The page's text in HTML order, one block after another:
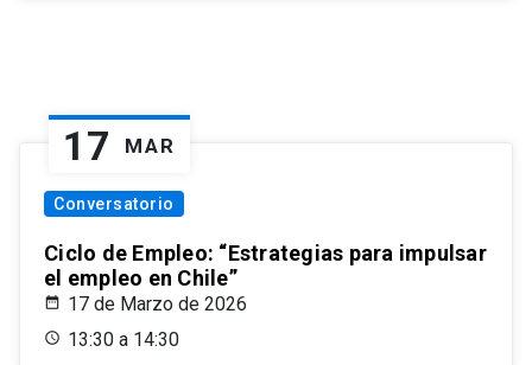
17 MAR
Conversatorio
Ciclo de Empleo: “Estrategias para impulsar
el empleo en Chile”
17 de Marzo de 2026
13:30 a 14:30